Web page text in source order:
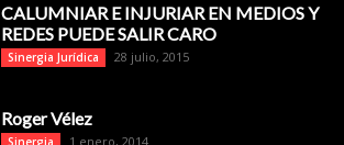
CALUMNIAR E INJURIAR EN MEDIOS Y
REDES PUEDE SALIR CARO
Sinergia Jurídica 28 julio, 2015
Roger Vélez
Sinergia 1 enero, 2014